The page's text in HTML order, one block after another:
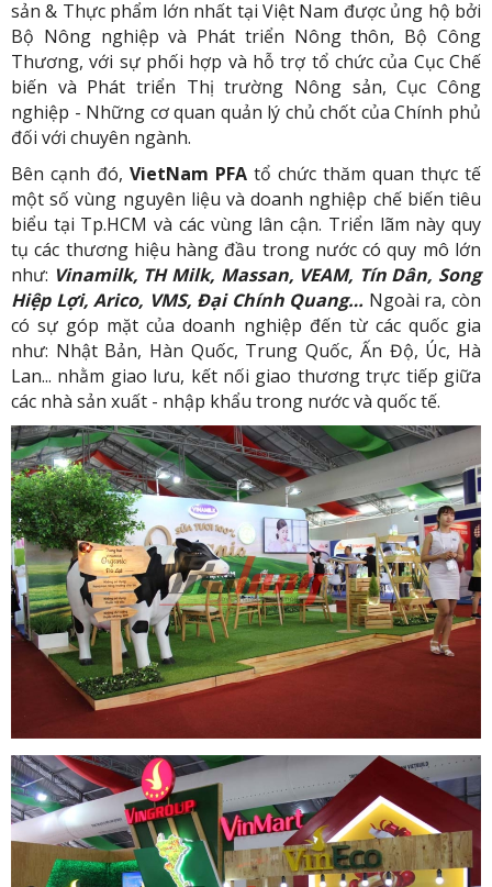
sản & Thực phẩm lớn nhất tại Việt Nam được ủng hộ bởi
Bộ Nông nghiệp và Phát triển Nông thôn, Bộ Công
Thương, với sự phối hợp và hỗ trợ tổ chức của Cục Chế
biến và Phát triển Thị trường Nông sản, Cục Công
nghiệp - Những cơ quan quản lý chủ chốt của Chính phủ
đối với chuyên ngành.
Bên cạnh đó, VietNam PFA tổ chức thăm quan thực tế
một số vùng nguyên liệu và doanh nghiệp chế biến tiêu
biểu tại Tp.HCM và các vùng lân cận. Triển lãm này quy
tụ các thương hiệu hàng đầu trong nước có quy mô lớn
như: Vinamilk, TH Milk, Massan, VEAM, Tín Dân, Song
Hiệp Lợi, Arico, VMS, Đại Chính Quang… Ngoài ra, còn
có sự góp mặt của doanh nghiệp đến từ các quốc gia
như: Nhật Bản, Hàn Quốc, Trung Quốc, Ấn Độ, Úc, Hà
Lan... nhằm giao lưu, kết nối giao thương trực tiếp giữa
các nhà sản xuất - nhập khẩu trong nước và quốc tế.